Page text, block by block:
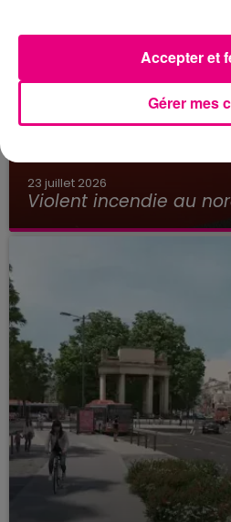
23 juillet 2026
Violent incendie au
Gérer mes
Accepter et